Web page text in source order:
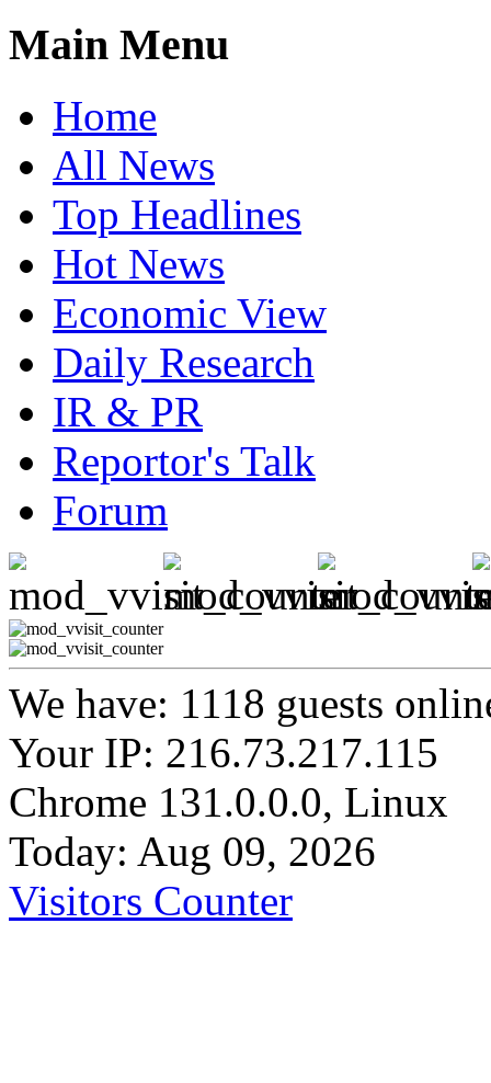
Main Menu
Home
All News
Top Headlines
Hot News
Economic View
Daily Research
IR & PR
Reportor's Talk
Forum
We have: 1118 guests
Your IP: 216.73.217.115
Chrome 131.0.0.0, Linux
Today: Aug 09, 2026
Visitors Counter